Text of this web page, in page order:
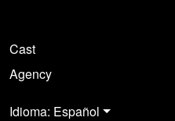
Cast
Agency
Idioma: Español